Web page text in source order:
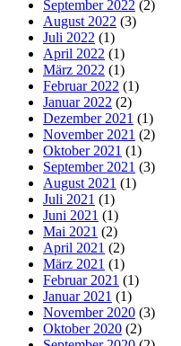
September 2022 (2)
August 2022 (3)
Juli 2022 (1)
April 2022 (1)
März 2022 (1)
Februar 2022 (1)
Januar 2022 (2)
Dezember 2021 (1)
November 2021 (2)
Oktober 2021 (1)
September 2021 (3)
August 2021 (1)
Juli 2021 (1)
Juni 2021 (1)
Mai 2021 (2)
April 2021 (2)
März 2021 (1)
Februar 2021 (1)
Januar 2021 (1)
November 2020 (3)
Oktober 2020 (2)